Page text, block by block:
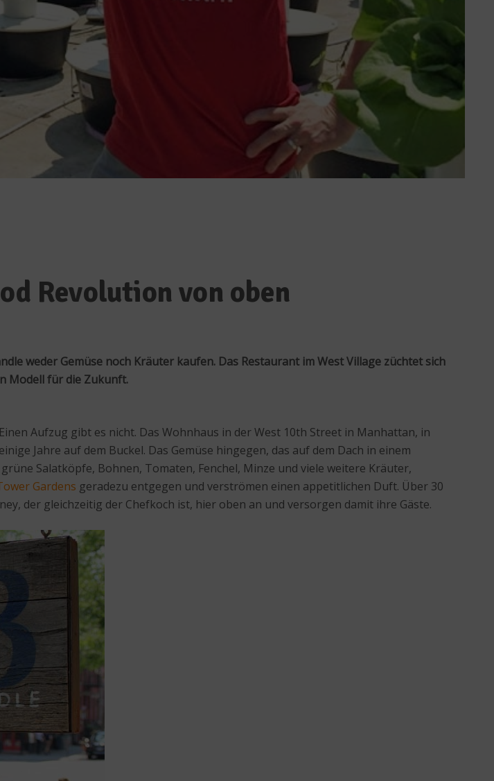
Revolution von oben
weder Gemüse noch Kräuter kaufen. Das Restaurant im West Village züchtet sich
Modell für die Zukunft.
Aufzug gibt es nicht. Das Wohnhaus in der West 10th Street in Manhattan, in
Jahre auf dem Buckel. Das Gemüse hingegen, das auf dem Dach in einem
Salatköpfe, Bohnen, Tomaten, Fenchel, Minze und viele weitere Kräuter,
Gardens geradezu entgegen und verströmen einen appetitlichen Duft. Über 30
der gleichzeitig der Chefkoch ist, hier oben an und versorgen damit ihre Gäste.